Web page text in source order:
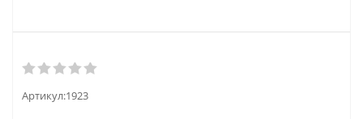
Артикул:1923